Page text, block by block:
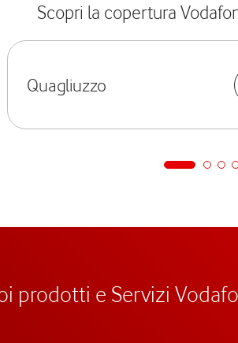
Scopri la copertura
Quagliuzzo
prodotti e Servizi